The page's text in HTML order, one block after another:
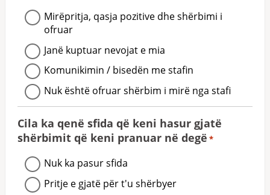
Mirëpritja, qasja pozitive dhe shërbimi i
ofruar
Janë kuptuar nevojat e mia
Komunikimin / bisedën me stafin
Nuk është ofruar shërbim i mirë nga stafi
Cila ka qenë sfida që keni hasur gjatë
shërbimit që keni pranuar në degë *
Nuk ka pasur sfida
Pritje e gjatë për t'u shërbyer